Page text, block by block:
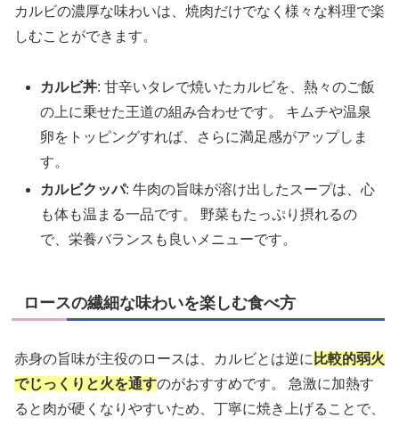
カルビの濃厚な味わいは、焼肉だけでなく様々な料理で楽
しむことができます。
カルビ丼: 甘辛いタレで焼いたカルビを、熱々のご飯
の上に乗せた王道の組み合わせです。 キムチや温泉
卵をトッピングすれば、さらに満足感がアップしま
す。
カルビクッパ: 牛肉の旨味が溶け出したスープは、心
も体も温まる一品です。 野菜もたっぷり摂れるの
で、栄養バランスも良いメニューです。
ロースの繊細な味わいを楽しむ食べ方
赤身の旨味が主役のロースは、カルビとは逆に 比較的弱火
でじっくりと火を通すのがおすすめです。 急激に加熱す
ると肉が硬くなりやすいため、丁寧に焼き上げることで、